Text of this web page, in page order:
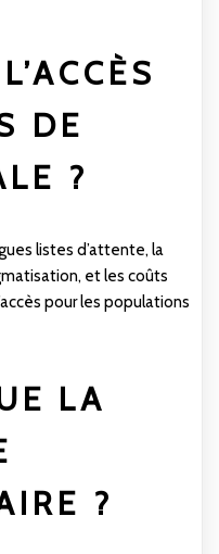
DE
?
listes d’attente, la
et les coûts
pour les populations
LA
?